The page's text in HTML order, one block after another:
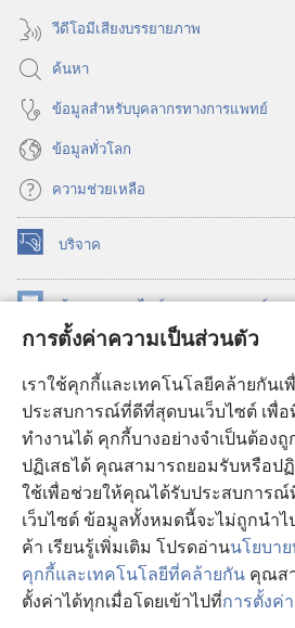
การตั้งค่าความเป็นส่วนตัว
เราใช้คุกกี้และเทคโนโลยีคล้ายกัน
ประสบการณ์ที่ดีที่สุดบนเว็บไซต์ เพื่อ
ทำงานได้ คุกกี้บางอย่างจำเป็นต้อง
ปฏิเสธได้ คุณสามารถยอมรับหรือปฏิ
ใช้เพื่อช่วยให้คุณได้รับประสบการณ์
เว็บไซต์ ข้อมูลทั้งหมดนี้จะไม่ถูกนำ
ค้า เรียนรู้เพิ่มเติม โปรดอ่านนโยบา
คุกกี้และเทคโนโลยีที่คล้ายกัน คุณส
ตั้งค่าได้ทุกเมื่อโดยเข้าไปที่การตั้งค่
วีดีโอมีเสียงบรรยายภาพ
ค้นหา
ข้อมูล​สำหรับ​บุคลากร​ทาง​การ​แพทย์
ข้อมูล​ทั่ว​โลก
ความช่วยเหลือ
บริจาค
(เปิด
หน้าต่าง
ใหม่) ห้องสมุดออนไลน์ของวอชเทาเวอร์
หน้าต่าง
®
หน้าต่าง
ใหม่) JW Library®
ห้องสมุดว็อชเทาเวอร์
Copyright© 2026 Watch Tower Bible and
เงื่อนไขการใช้งาน| นโยบายการคุ้มครอง